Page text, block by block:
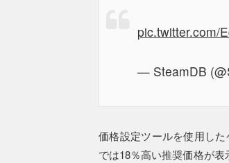
pic.twitter.com/
— SteamDB
価格設定ツールを使用し
では18％高い推奨価格が